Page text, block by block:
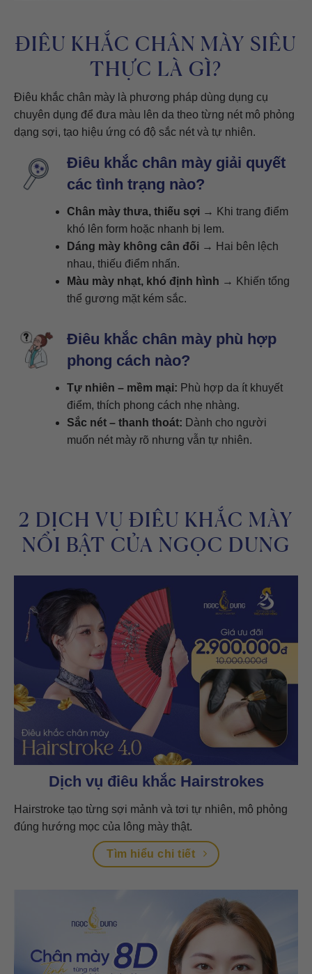
ĐIÊU KHẮC CHÂN MÀY SIÊU
THỰC LÀ GÌ?
Điêu khắc chân mày là phương pháp dùng dụng cụ
chuyên dụng để đưa màu lên da theo từng nét mô phỏng
dạng sợi, tạo hiệu ứng có độ sắc nét và tự nhiên.
Điêu khắc chân mày giải quyết
các tình trạng nào?
Chân mày thưa, thiếu sợi → Khi trang điểm
khó lên form hoặc nhanh bị lem.
Dáng mày không cân đối → Hai bên lệch
nhau, thiếu điểm nhấn.
Màu mày nhạt, khó định hình → Khiến tổng
thể gương mặt kém sắc.
Điêu khắc chân mày phù hợp
phong cách nào?
Tự nhiên – mềm mại: Phù hợp da ít khuyết
điểm, thích phong cách nhẹ nhàng.
Sắc nét – thanh thoát: Dành cho người
muốn nét mày rõ nhưng vẫn tự nhiên.
2 DỊCH VỤ ĐIÊU KHẮC MÀY
NỔI BẬT CỦA NGỌC DUNG
Dịch vụ điêu khắc Hairstrokes
Hairstroke tạo từng sợi mảnh và tơi tự nhiên, mô phỏng
đúng hướng mọc của lông mày thật.
Tìm hiểu chi tiết